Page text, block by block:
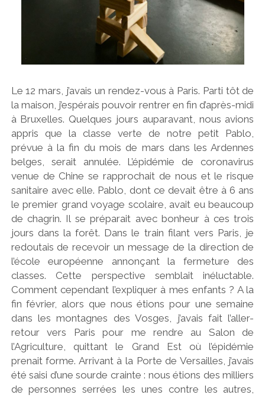
'
Le 12 mars, j’avais un rendez-vous à Paris. Parti tôt de
la maison, j’espérais pouvoir rentrer en fin d’après-midi
à Bruxelles. Quelques jours auparavant, nous avions
appris que la classe verte de notre petit Pablo,
prévue à la fin du mois de mars dans les Ardennes
belges, serait annulée. L’épidémie de coronavirus
venue de Chine se rapprochait de nous et le risque
sanitaire avec elle. Pablo, dont ce devait être à 6 ans
le premier grand voyage scolaire, avait eu beaucoup
de chagrin. Il se préparait avec bonheur à ces trois
jours dans la forêt. Dans le train filant vers Paris, je
redoutais de recevoir un message de la direction de
l’école européenne annonçant la fermeture des
classes. Cette perspective semblait inéluctable.
Comment cependant l’expliquer à mes enfants ? A la
fin février, alors que nous étions pour une semaine
dans les montagnes des Vosges, j’avais fait l’aller-
retour vers Paris pour me rendre au Salon de
l’Agriculture, quittant le Grand Est où l’épidémie
prenait forme. Arrivant à la Porte de Versailles, j’avais
été saisi d’une sourde crainte : nous étions des milliers
de personnes serrées les unes contre les autres,